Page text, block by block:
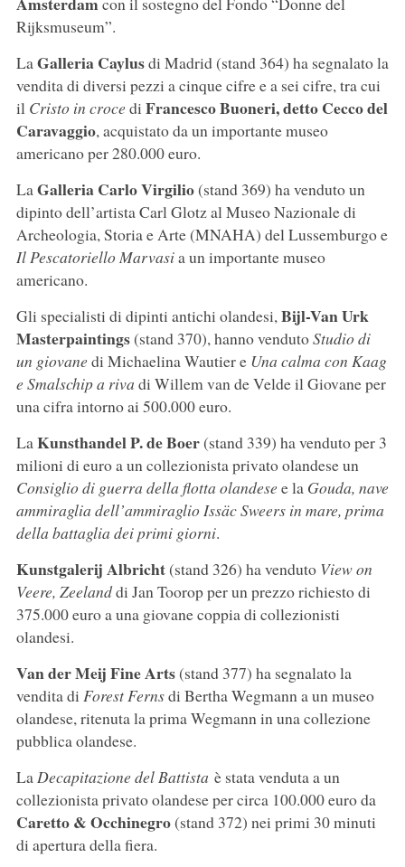
Rijksmuseum”.
La Galleria Caylusdi Madrid (stand 364) ha segnalato la
vendita di diversi pezzi a cinque cifre e a sei cifre, tra cui
il Cristo in crocedi Francesco Buoneri, detto Cecco del
Caravaggio, acquistato da un importante museo
americano per 280.000 euro.
La Galleria Carlo Virgilio(stand 369) ha venduto un
dipinto dell’artista Carl Glotz al Museo Nazionale di
Archeologia, Storia e Arte (MNAHA) del Lussemburgo e
Il Pescatoriello Marvasia un importante museo
americano.
Gli specialisti di dipinti antichi olandesi,Bijl-Van Urk
Masterpaintings(stand 370), hanno vendutoStudio di
un giovanedi Michaelina Wautier e Una calma con Kaag
e Smalschip a riva di Willem van de Velde il Giovane per
una cifra intorno ai 500.000 euro.
La Kunsthandel P. de Boer(stand 339) ha venduto per 3
milioni di euro a un collezionista privato olandese un
Consiglio di guerra della flotta olandesee la Gouda, nave
ammiraglia dell’ammiraglio Issäc Sweers in mare, prima
della battaglia dei primi giorni.
Kunstgalerij Albricht(stand 326) ha venduto View on
Veere, Zeelanddi Jan Toorop per un prezzo richiesto di
375.000 euro a una giovane coppia di collezionisti
olandesi.
Van der Meij Fine Arts(stand 377) ha segnalato la
vendita di Forest Fernsdi Bertha Wegmann a un museo
olandese, ritenuta la prima Wegmann in una collezione
pubblica olandese.
La Decapitazione del Battista è stata venduta a un
collezionista privato olandese per circa 100.000 euro da
Caretto & Occhinegro(stand 372) nei primi 30 minuti
di apertura della fiera.